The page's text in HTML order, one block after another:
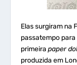
Elas surgiram na
passatempo
primeirapaper
produzida em